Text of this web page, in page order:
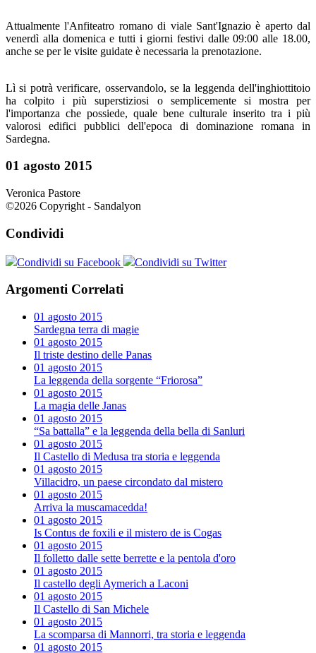
Attualmente l'Anfiteatro romano di viale Sant'Ignazio è aperto dal
venerdì alla domenica e tutti i giorni festivi dalle 09:00 alle 18.00,
anche se per le visite guidate è necessaria la prenotazione.
Lì si potrà verificare, osservandolo, se la leggenda dell'inghiottitoio
ha colpito i più superstiziosi o semplicemente si mostra per
l'importanza che possiede, quale bene culturale inserito tra i più
valorosi edifici pubblici dell'epoca di dominazione romana in
Sardegna.
01 agosto 2015
Veronica Pastore
©2026 Copyright - Sandalyon
Condividi
Condividi su Facebook Condividi su Twitter
Argomenti Correlati
01 agosto 2015
Sardegna terra di magie
01 agosto 2015
Il triste destino delle Panas
01 agosto 2015
La leggenda della sorgente “Friorosa”
01 agosto 2015
La magia delle Janas
01 agosto 2015
“Sa battalla” e la leggenda della bella di Sanluri
01 agosto 2015
Il Castello di Medusa tra storia e leggenda
01 agosto 2015
Villacidro, un paese circondato dal mistero
01 agosto 2015
Arriva la muscamacedda!
01 agosto 2015
Is Contus de foxili e il mistero de is Cogas
01 agosto 2015
Il folletto dalle sette berrette e la pentola d'oro
01 agosto 2015
Il castello degli Aymerich a Laconi
01 agosto 2015
Il Castello di San Michele
01 agosto 2015
La scomparsa di Mannorri, tra storia e leggenda
01 agosto 2015